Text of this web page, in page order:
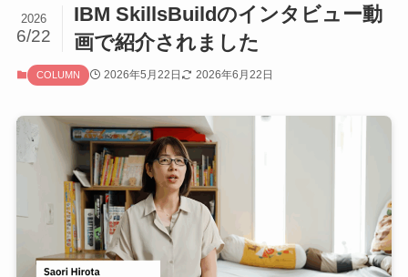
IBM SkillsBuildのインタビュー動
画で紹介されました
2026
6/22
COLUMN 2026年5月22日 2026年6月22日